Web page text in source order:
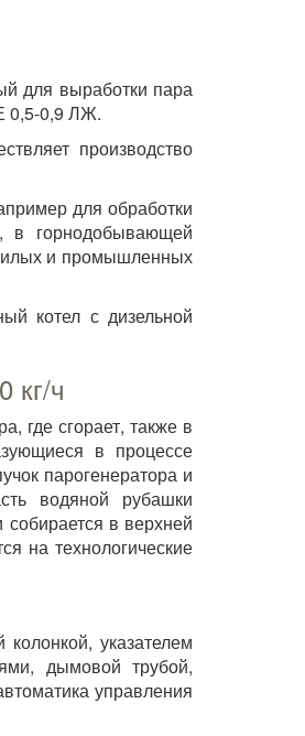
для выработки пара
0,5-0,9 ЛЖ.
производство
для обработки
в горнодобывающей
и промышленных
котел с дизельной
кг/ч
где сгорает, также в
в процессе
парогенератора и
водяной рубашки
в верхней
на технологические
указателем
дымовой трубой,
управления